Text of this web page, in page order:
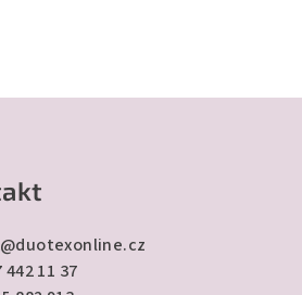
@duotexonline.cz
442 11 37